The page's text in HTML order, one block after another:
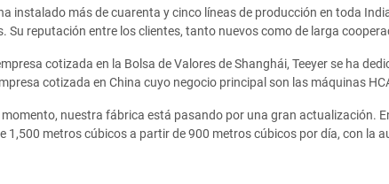
instalado más de cuarenta y cinco líneas de producción en toda
Su reputación entre los clientes, tanto nuevos como de larga
cotizada en la Bolsa de Valores de Shanghái, Teeyer se ha
cotizada en China cuyo negocio principal son las máquinas
momento, nuestra fábrica está pasando por una gran actualización.
1,500 metros cúbicos a partir de 900 metros cúbicos por día, con la